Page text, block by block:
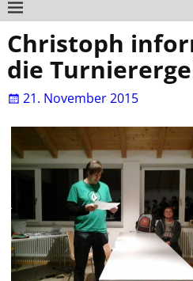
Christoph
die
21. November 2015